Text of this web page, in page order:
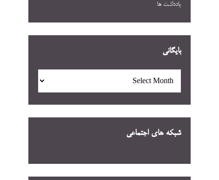
یادداشت ها
بایگانی
شبکه های اجتماعی